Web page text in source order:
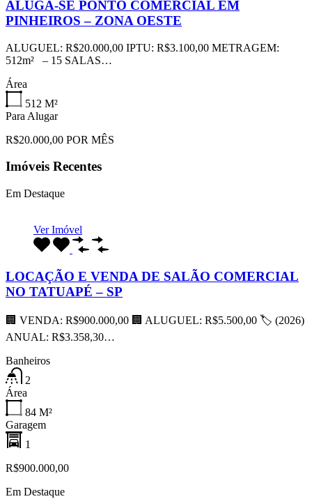
ALUGA-SE PONTO COMERCIAL EM
PINHEIROS – ZONA OESTE
ALUGUEL: R$20.000,00 IPTU: R$3.100,00 METRAGEM:
512m² – 15 SALAS…
Área
512 M²
Para Alugar
R$20.000,00 POR MÊS
Imóveis Recentes
Em Destaque
Ver Imóvel
LOCAÇÃO E VENDA DE SALÃO COMERCIAL
NO TATUAPÉ – SP
🏢 VENDA: R$900.000,00 🏢 ALUGUEL: R$5.500,00 🏷 (2026)
ANUAL: R$3.358,30…
Banheiros
2
Área
84 M²
Garagem
1
R$900.000,00
Em Destaque